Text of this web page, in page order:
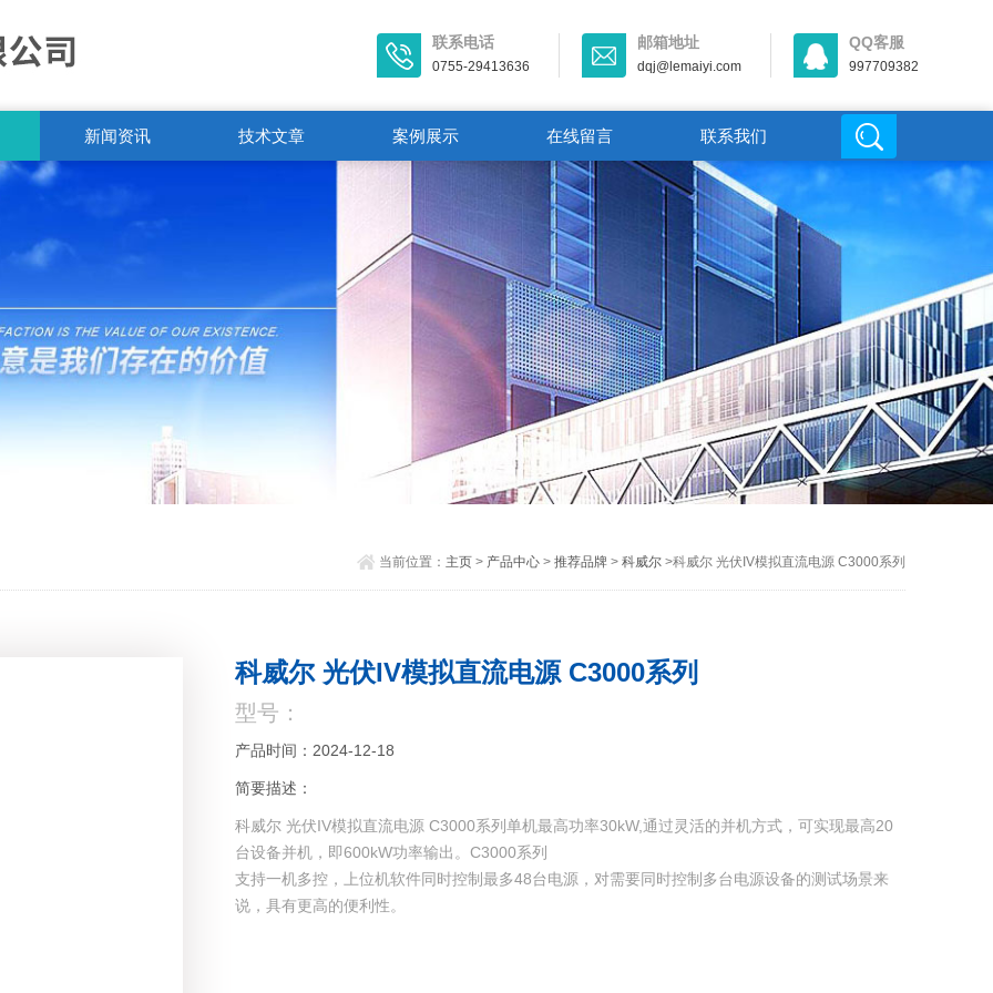
联系电话
0755-29413636
邮箱地址
dqj@lemaiyi.com
QQ客服
997709382
新闻资讯 技术文章 案例展示 在线留言 联系我们
当前位置： 主页> 产品中心> 推荐品牌> 科威尔>科威尔 光伏IV模拟直流电源 C3000系列
科威尔 光伏IV模拟直流电源 C3000系列
型号：
产品时间：2024-12-18
简要描述：
科威尔 光伏IV模拟直流电源 C3000系列单机最高功率30kW,通过灵活的并机方式，可实现最高20
台设备并机，即600kW功率输出。C3000系列
支持一机多控，上位机软件同时控制最多48台电源，对需要同时控制多台电源设备的测试场景来
说，具有更高的便利性。